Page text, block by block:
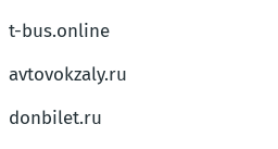
t-bus.online
avtovokzaly.ru
donbilet.ru